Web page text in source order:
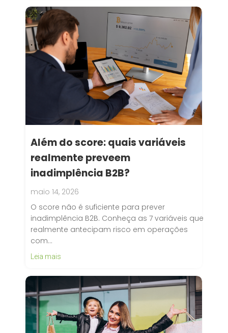
Além do score: quais variáveis
realmente preveem
inadimplência B2B?
maio 14, 2026
O score não é suficiente para prever
inadimplência B2B. Conheça as 7 variáveis que
realmente antecipam risco em operações
com…
Leia mais